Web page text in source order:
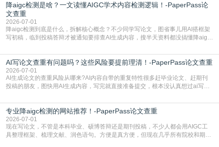
降aigc检测是啥？一文读懂AIGC学术内容检测逻辑！-PaperPass论
文查重
2026-07-01
降aigc检测到底是什么，拆解核心概念？不少同学写论文，图省事儿用AI搭框架
写初稿，临到投稿答辩才被通知要排查AI生成内容，搜半天资料都没搞懂降aigc
怕是已经入行的科研人员，不少人也搞不清降aigc检测是啥，对相关要求摸不
准。其实，降aigc检测是伴随AIGC工具在学术领域普及诞生的新需求，核心是为
了满足现在高校、期刊对AI生
AI写论文查重有问题吗？这些风险要提前理清！-PaperPass论文查重
2026-07-01
AI生成论文的查重风险从哪来?AI内容自带的重复特性很多赶毕业论文、赶期刊
投稿的朋友，图快用AI生成内容，写完就直接准备提交，根本没认真想过ai写论
自带不可忽视的查重风险。AI训练依赖海量公开的文本数据，生成内容本质是基
于训练数据的概率拼接，不是从零开始的原创创作。生成过程中，很容易复用已
有的高频公共表述，甚至直接拼接已经公开
专业降aigc检测的网站推荐！-PaperPass论文查重
2026-07-01
现在写论文，不管是本科毕业、硕博答辩还是期刊投稿，不少人都会用AIGC工
具整理框架、梳理文献、润色语句。方便是真方便，但现在几乎所有院校和期刊